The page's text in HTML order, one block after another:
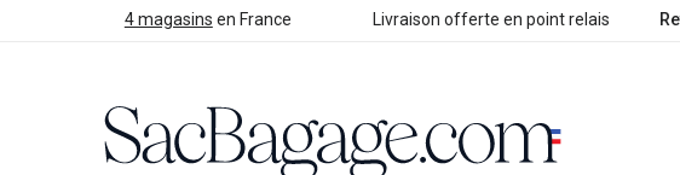
4 magasins en France Livraison offerte en point relais